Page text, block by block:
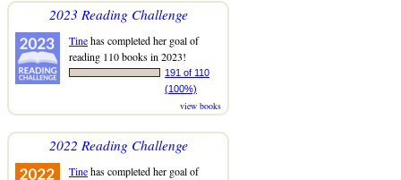
2023 Reading Challenge
Tinehas completed her goal of
reading 110 books in 2023!
191 of 110
(100%)
view books
2022 Reading Challenge
Tinehas completed her goal of